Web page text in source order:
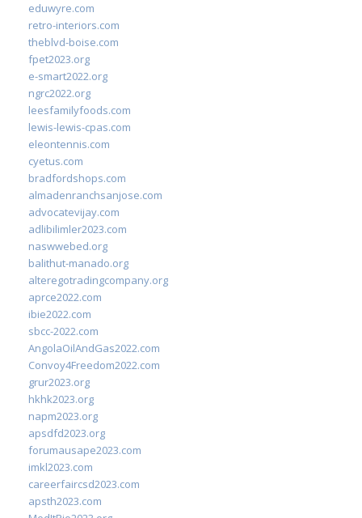
eduwyre.com
retro-interiors.com
theblvd-boise.com
fpet2023.org
e-smart2022.org
ngrc2022.org
leesfamilyfoods.com
lewis-lewis-cpas.com
eleontennis.com
cyetus.com
bradfordshops.com
almadenranchsanjose.com
advocatevijay.com
adlibilimler2023.com
naswwebed.org
balithut-manado.org
alteregotradingcompany.org
aprce2022.com
ibie2022.com
sbcc-2022.com
AngolaOilAndGas2022.com
Convoy4Freedom2022.com
grur2023.org
hkhk2023.org
napm2023.org
apsdfd2023.org
forumausape2023.com
imkl2023.com
careerfaircsd2023.com
apsth2023.com